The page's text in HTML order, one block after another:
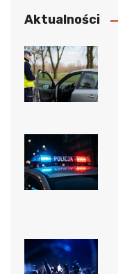
Aktualności